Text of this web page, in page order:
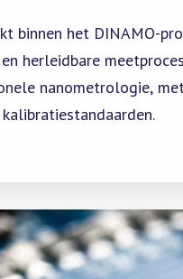
binnen het DINAMO-
herleidbare
nanometrologie,